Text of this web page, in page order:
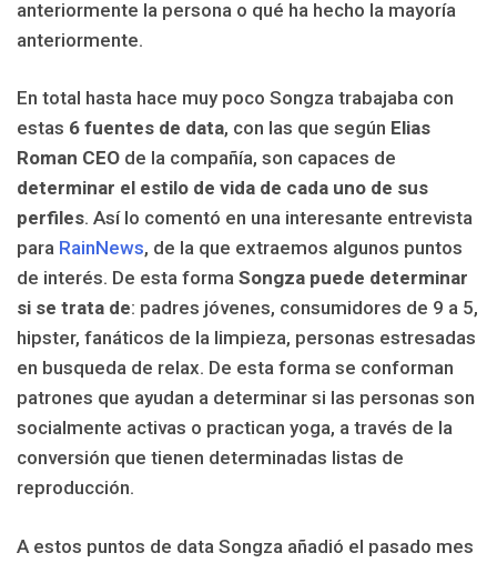
anteriormente la persona o qué ha hecho la mayoría
anteriormente.
En total hasta hace muy poco Songza trabajaba con
estas 6 fuentes de data, con las que según Elias
Roman CEO de la compañía, son capaces de
determinar el estilo de vida de cada uno de sus
perfiles. Así lo comentó en una interesante entrevista
para RainNews, de la que extraemos algunos puntos
de interés. De esta forma Songza puede determinar
si se trata de: padres jóvenes, consumidores de 9 a 5,
hipster, fanáticos de la limpieza, personas estresadas
en busqueda de relax. De esta forma se conforman
patrones que ayudan a determinar si las personas son
socialmente activas o practican yoga, a través de la
conversión que tienen determinadas listas de
reproducción.
A estos puntos de data Songza añadió el pasado mes